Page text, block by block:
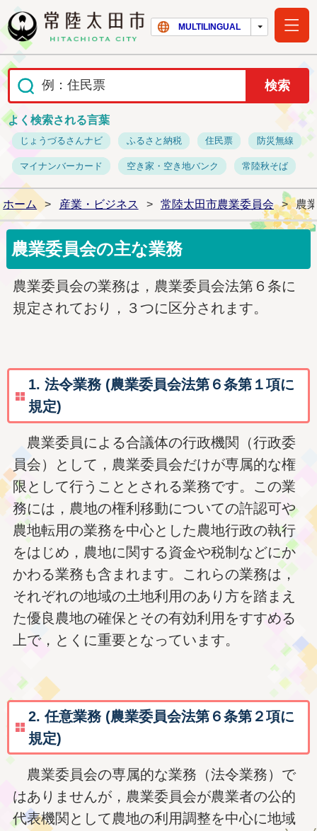
常陸太田市ホー
MULTILINGUAL
よく検索される言葉
じょうづるさんナビ ふるさと納税 住民票 防災無線
マイナンバーカード 空き家・空き地バンク 常陸秋そば
ホーム > 産業・ビジネス > 常陸太田市農業委員会 > 農
農業委員会の主な業務
農業委員会の業務は，農業委員会法第６条に
規定されており，３つに区分されます。
1. 法令業務 (農業委員会法第６条第１項に
規定)
農業委員による合議体の行政機関（行政委
員会）として，農業委員会だけが専属的な権
限として行うこととされる業務です。この業
務には，農地の権利移動についての許認可や
農地転用の業務を中心とした農地行政の執行
をはじめ，農地に関する資金や税制などにか
かわる業務も含まれます。これらの業務は，
それぞれの地域の土地利用のあり方を踏まえ
た優良農地の確保とその有効利用をすすめる
上で，とくに重要となっています。
2. 任意業務 (農業委員会法第６条第２項に
規定)
農業委員会の専属的な業務（法令業務）で
はありませんが，農業委員会が農業者の公的
代表機関として農地の利用調整を中心に地域